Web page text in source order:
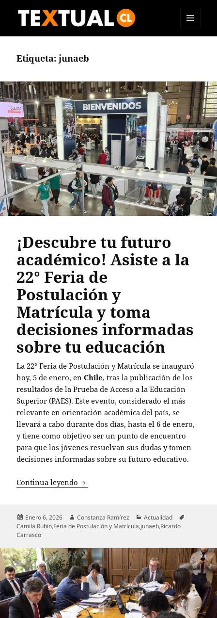
Etiqueta:junaeb
¡Descubre tu futuro
académico! Asiste a la
22° Feria de
Postulación y
Matrícula y toma
decisiones informadas
sobre tu educación
La 22° Feria de Postulación y Matrícula se inauguró
hoy, 5 de enero, enChile, tras la publicación de los
resultados de la Prueba de Acceso a la Educación
Superior (PAES). Este evento, considerado el más
relevante en orientación académica del país, se
llevará a cabo durante dos días, hasta el 6 de enero,
y tiene como objetivo ser un punto de encuentro
para que los jóvenes resuelvan sus dudas y tomen
decisiones informadas sobre su futuro educativo.
Continua leyendo ¡Descubre tu futuro académico!
Publicado
el
Enero 6, 2026 Autor
Constanza Ramírez Categorías
Actualidad
Camila Rubio,Feria de Postulación y Matrícula,junaeb,Ricardo
Carrasco